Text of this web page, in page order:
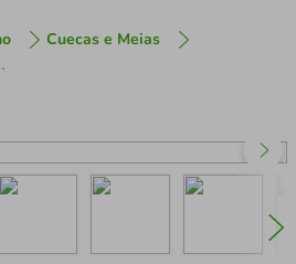
Cuecas e Meias
Boxer